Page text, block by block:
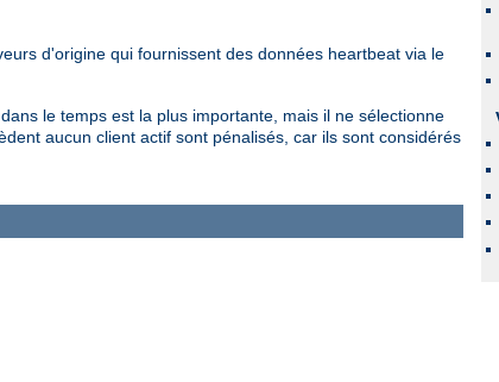
d'origine qui fournissent des données heartbeat via le
le temps est la plus importante, mais il ne sélectionne
aucun client actif sont pénalisés, car ils sont considérés